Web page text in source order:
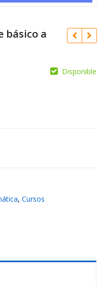
básico a
Disponible
experto cantidad
, Cursos